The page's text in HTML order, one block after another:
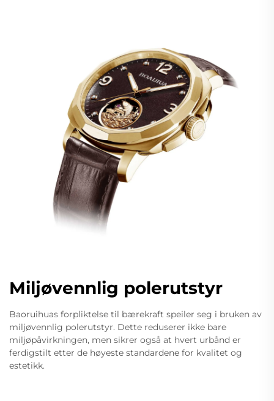
Miljøvennlig polerutstyr
Baoruihuas forpliktelse til bærekraft speiler seg i bruken av
miljøvennlig polerutstyr. Dette reduserer ikke bare
miljøpåvirkningen, men sikrer også at hvert urbånd er
ferdigstilt etter de høyeste standardene for kvalitet og
estetikk.